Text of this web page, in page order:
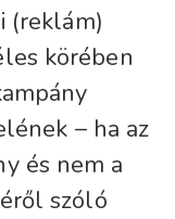
(reklám)
körében
– ha az
és nem a
szóló